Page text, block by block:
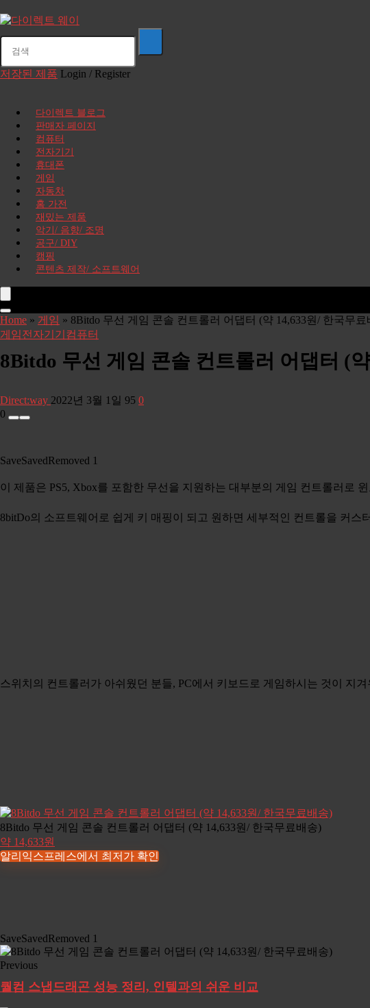
저장된 제품 Login / Register
다이렉트 블로그
판매자 페이지
컴퓨터
전자기기
휴대폰
게임
자동차
홈 가전
재밌는 제품
악기/ 음향/ 조명
공구/ DIY
캠핑
콘텐츠 제작/ 소프트웨어
Home » 게임 » 8Bitdo 무선 게임 콘솔 컨트롤러 어댑터 (약 14,633원/ 한국무료
게임전자기기 컴퓨터
8Bitdo 무선 게임 콘솔 컨트롤러 어댑터 (
Direct:way 2022년 3월 1일 95 0
0
SaveSavedRemoved 1
이 제품은 PS5, Xbox를 포함한 무선을 지원하는 대부분의 게임 컨트롤러로
8bitDo의 소프트웨어로 쉽게 키 매핑이 되고 원하면 세부적인 컨트롤을 커스
스위치의 컨트롤러가 아쉬웠던 분들, PC에서 키보드로 게임하시는 것이 지
8Bitdo 무선 게임 콘솔 컨트롤러 어댑터 (약 14,633원/ 한국무료배송)
약 14,633원
알리익스프레스에서 최저가 확인
SaveSavedRemoved 1
Previous
퀄컴 스냅드래곤 성능 정리, 인텔과의 쉬운 비교